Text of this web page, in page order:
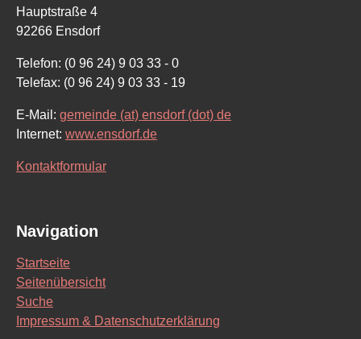
Hauptstraße 4
92266 Ensdorf
Telefon: (0 96 24) 9 03 33 - 0
Telefax: (0 96 24) 9 03 33 - 19
E-Mail: gemeinde (at) ensdorf (dot) de
Internet: www.ensdorf.de
Kontaktformular
Navigation
Startseite
Seitenübersicht
Suche
Impressum & Datenschutzerklärung